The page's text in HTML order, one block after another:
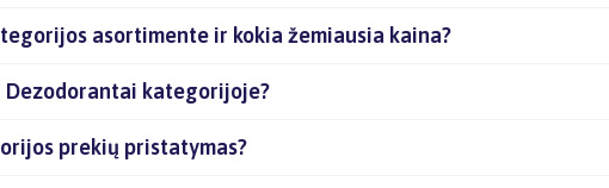
asortimente ir kokia žemiausia kaina?
Dezodorantai kategorijoje?
prekių pristatymas?